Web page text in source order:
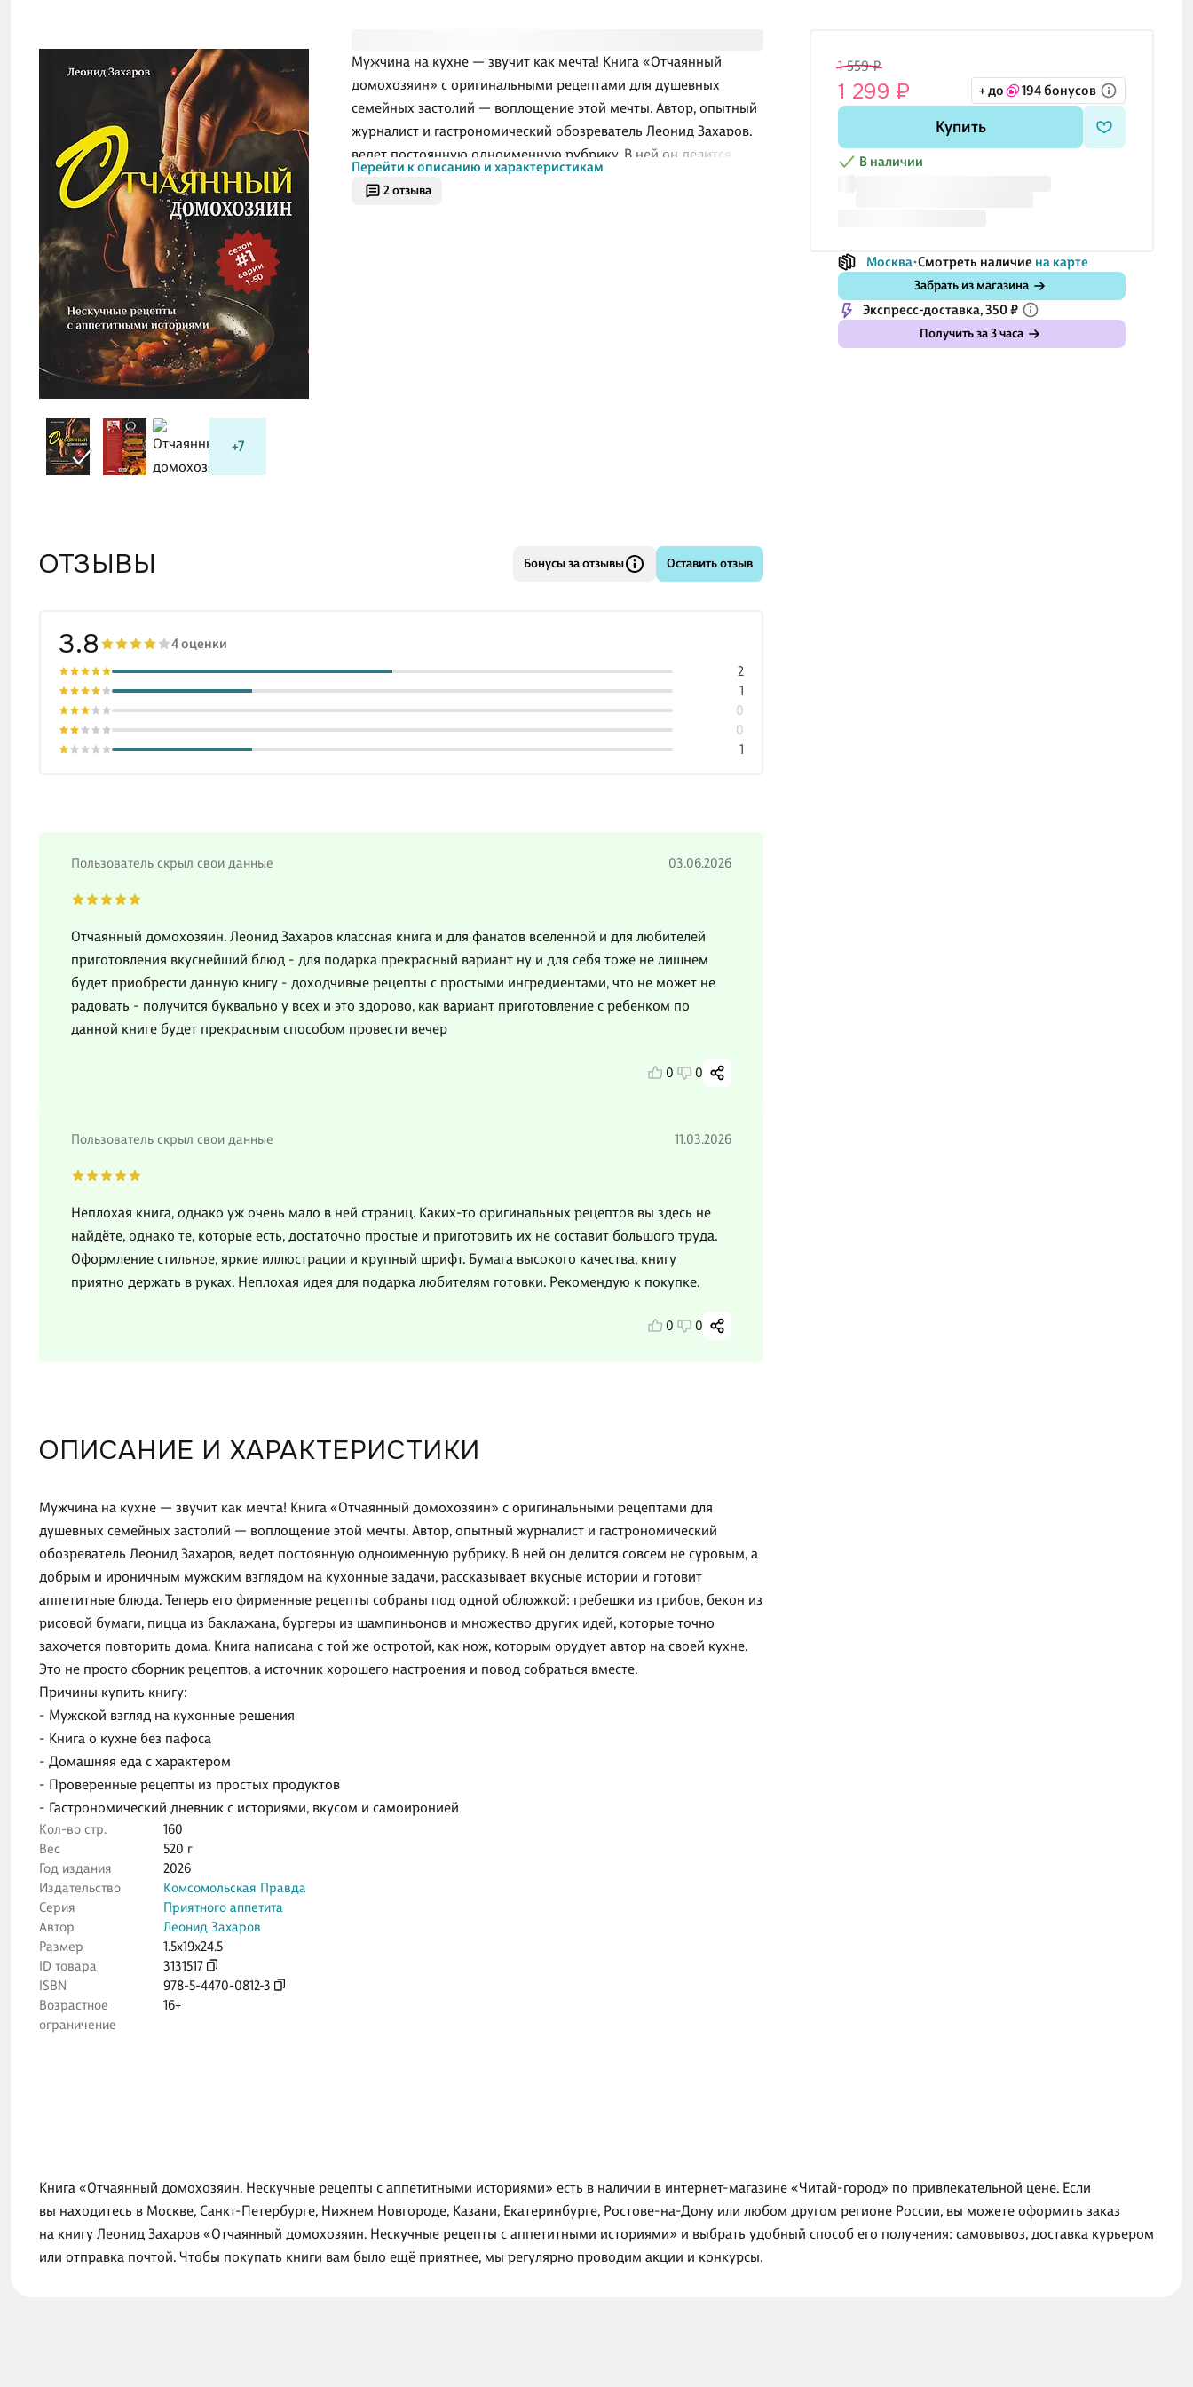
+7
2 отзыва
Мужчина на кухне — звучит как мечта! Книга «Отчаянный
домохозяин» с оригинальными рецептами для душевных
семейных застолий — воплощение этой мечты. Автор, опытный
журналист и гастрономический обозреватель Леонид Захаров,
ведет постоянную одноименную рубрику. В ней он делится
совсем не суровым, а добрым и ироничным мужским взглядом
на кухонные задачи, рассказывает вкусные истории и готовит
Перейти к описанию и характеристикам
1 559 ₽
1 299 ₽ + до 194 бонусов
Купить
В наличии
Москва Смотреть наличие на карте
Забрать из магазина
Экспресс-доставка, 350 ₽
Получить за 3 часа
ОПИСАНИЕ И ХАРАКТЕРИСТИКИ
Мужчина на кухне — звучит как мечта! Книга «Отчаянный домохозяин» с оригинальными рецептами для
душевных семейных застолий — воплощение этой мечты. Автор, опытный журналист и гастрономический
обозреватель Леонид Захаров, ведет постоянную одноименную рубрику. В ней он делится совсем не суровым, а
добрым и ироничным мужским взглядом на кухонные задачи, рассказывает вкусные истории и готовит
аппетитные блюда. Теперь его фирменные рецепты собраны под одной обложкой: гребешки из грибов, бекон из
рисовой бумаги, пицца из баклажана, бургеры из шампиньонов и множество других идей, которые точно
захочется повторить дома. Книга написана с той же остротой, как нож, которым орудует автор на своей кухне.
Это не просто сборник рецептов, а источник хорошего настроения и повод собраться вместе.
Причины купить книгу:
- Мужской взгляд на кухонные решения
- Книга о кухне без пафоса
- Домашняя еда с характером
- Проверенные рецепты из простых продуктов
- Гастрономический дневник с историями, вкусом и самоиронией
Кол-во стр.
160
Вес
520 г
Год издания
2026
Издательство
Комсомольская Правда
Серия
Приятного аппетита
Автор
Леонид Захаров
Размер
1.5x19x24.5
ID товара
3131517
ISBN
978-5-4470-0812-3
Возрастное
ограничение
16+
ОТЗЫВЫ Бонусы за отзывы Оставить отзыв
3.8 4 оценки
1
0
0
1
2
Пользователь скрыл свои данные 03.06.2026
Отчаянный домохозяин. Леонид Захаров классная книга и для фанатов вселенной и для любителей
приготовления вкуснейший блюд - для подарка прекрасный вариант ну и для себя тоже не лишнем
будет приобрести данную книгу - доходчивые рецепты с простыми ингредиентами, что не может не
радовать - получится буквально у всех и это здорово, как вариант приготовление с ребенком по
данной книге будет прекрасным способом провести вечер
0 0
Пользователь скрыл свои данные 11.03.2026
Неплохая книга, однако уж очень мало в ней страниц. Каких-то оригинальных рецептов вы здесь не
найдёте, однако те, которые есть, достаточно простые и приготовить их не составит большого труда.
Оформление стильное, яркие иллюстрации и крупный шрифт. Бумага высокого качества, книгу
приятно держать в руках. Неплохая идея для подарка любителям готовки. Рекомендую к покупке.
0 0
Книга «Отчаянный домохозяин. Нескучные рецепты с аппетитными историями» есть в наличии в интернет-магазине «Читай-город» по привлекательной цене. Если
вы находитесь в Москве, Санкт-Петербурге, Нижнем Новгороде, Казани, Екатеринбурге, Ростове-на-Дону или любом другом регионе России, вы можете оформить заказ
на книгу Леонид Захаров «Отчаянный домохозяин. Нескучные рецепты с аппетитными историями» и выбрать удобный способ его получения: самовывоз, доставка курьером
или отправка почтой. Чтобы покупать книги вам было ещё приятнее, мы регулярно проводим акции и конкурсы.